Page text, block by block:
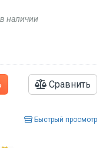
наличии
Сравнить
Быстрый просмотр